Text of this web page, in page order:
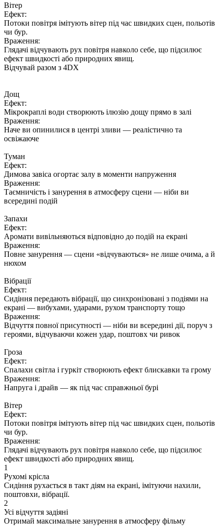
Вітер
Ефект:
Потоки повітря імітують вітер під час швидких сцен, польотів
чи бур.
Враження:
Глядачі відчувають рух повітря навколо себе, що підсилює
ефект швидкості або природних явищ.
Відчувай разом з 4DX
Дощ
Ефект:
Мікрокраплі води створюють ілюзію дощу прямо в залі
Враження:
Наче ви опинилися в центрі зливи — реалістично та
освіжаюче
Туман
Ефект:
Димова завіса огортає залу в моменти напруження
Враження:
Таємничість і занурення в атмосферу сцени — ніби ви
всередині подій
Запахи
Ефект:
Аромати вивільняються відповідно до подій на екрані
Враження:
Повне занурення — сцени «відчуваються» не лише очима, а й
нюхом
Вібрації
Ефект:
Сидіння передають вібрації, що синхронізовані з подіями на
екрані — вибухами, ударами, рухом транспорту тощо
Враження:
Відчуття повної присутності — ніби ви всередині дії, поруч з
героями, відчуваючи кожен удар, поштовх чи ривок
Гроза
Ефект:
Спалахи світла і гуркіт створюють ефект блискавки та грому
Враження:
Напруга і драйв — як під час справжньої бурі
Вітер
Ефект:
Потоки повітря імітують вітер під час швидких сцен, польотів
чи бур.
Враження:
Глядачі відчувають рух повітря навколо себе, що підсилює
ефект швидкості або природних явищ.
1
Рухомі крісла
Сидіння рухається в такт діям на екрані, імітуючи нахили,
поштовхи, вібрації.
2
Усі відчуття задіяні
Отримай максимальне занурення в атмосферу фільму